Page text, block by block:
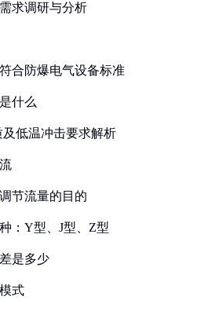
求调研与分析
合防爆电气设备标准
什么
及低温冲击要求解析
节流量的目的
：Y型、J型、Z型
是多少
式